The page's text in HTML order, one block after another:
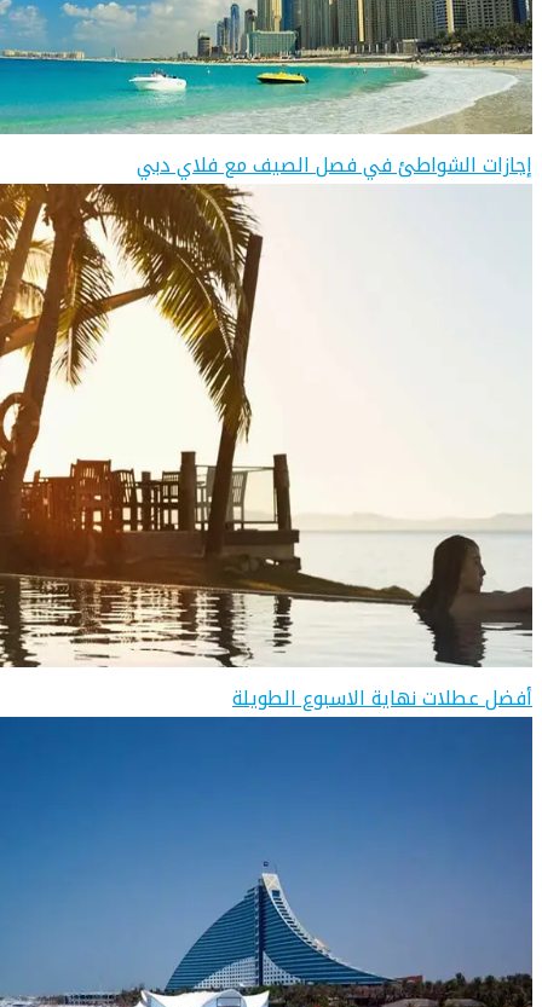
إجازات الشواطئ في فصل الصيف مع فلاي دبي
أفضل عطلات نهاية الاسبوع الطويلة